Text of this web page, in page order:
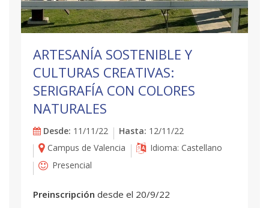
ARTESANÍA SOSTENIBLE Y
CULTURAS CREATIVAS:
SERIGRAFÍA CON COLORES
NATURALES
Desde: 11/11/22 Hasta: 12/11/22
Campus de Valencia
Idioma: Castellano
Presencial
Preinscripción desde el 20/9/22